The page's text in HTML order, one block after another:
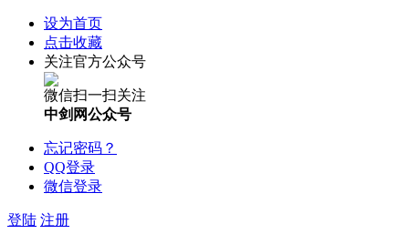
设为首页
点击收藏
关注官方公众号
微信扫一扫关注
中剑网公众号
忘记密码？
QQ登录
微信登录
登陆 注册